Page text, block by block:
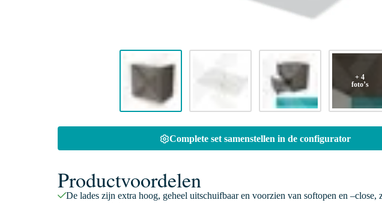
+ 4
foto’s
Complete set samenstellen in de configurator
Productvoordelen
De lades zijn extra hoog, geheel uitschuifbaar en voorzien van softopen en –close,